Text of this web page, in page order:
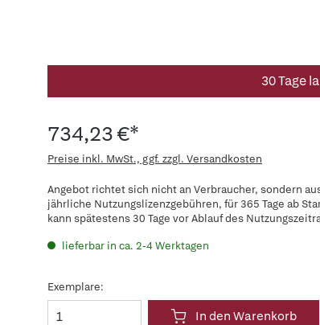
30 Tage
734,23 €*
Preise inkl. MwSt., ggf. zzgl. Versandkosten
Angebot richtet sich nicht an Verbraucher, sondern
jährliche Nutzungslizenzgebühren, für 365 Tage ab
kann spätestens 30 Tage vor Ablauf des
lieferbar in ca. 2-4 Werktagen
Exemplare:
In den Warenkorb